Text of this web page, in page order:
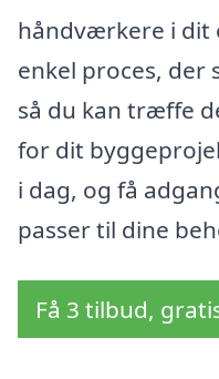
håndværkere i dit
enkel proces, der
så du kan træffe
for dit
i dag, og få
passer til dine
Få 3 tilbud,